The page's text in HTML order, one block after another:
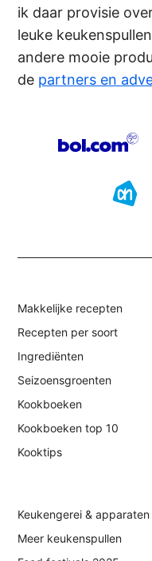
ik daar provisie
leuke
andere mooie
de partners en
Makkelijke recepten
Recepten per soort
Ingrediënten
Seizoensgroenten
Kookboeken
Kookboeken top 10
Kooktips
Keukengerei & apparaten
Meer keukenspullen